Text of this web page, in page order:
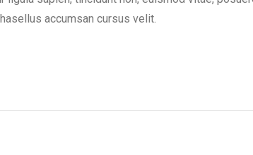
accumsan cursus velit.